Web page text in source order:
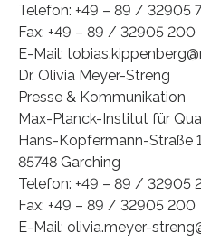
Telefon: +49 – 89 / 32905
Fax: +49 – 89 / 32905 200
E-Mail:
Dr. Olivia Meyer-Streng
Presse & Kommunikation
Max-Planck-Institut für
Hans-Kopfermann-Straße 1
85748 Garching
Telefon: +49 – 89 / 32905
Fax: +49 – 89 / 32905 200
E-Mail: olivia.meyer-